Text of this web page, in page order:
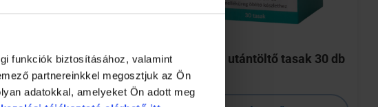
funkciók biztosításához, valamint
partnereinkkel megosztjuk az Ön
adatokkal, amelyeket Ön adott meg
g oldatos orrspray
ClinSin Med utántöltő tasak 30 db